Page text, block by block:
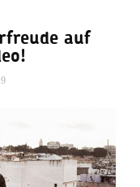
auf